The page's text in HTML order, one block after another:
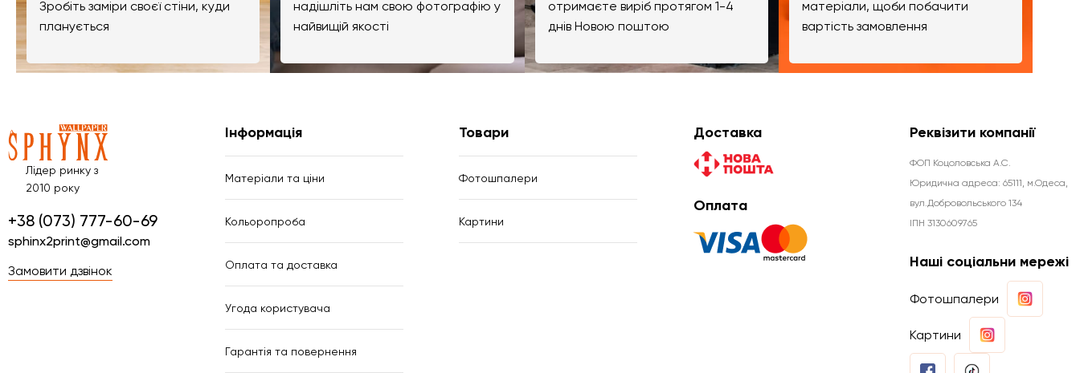
Зробіть заміри своєї стіни, куди
планується
надішліть нам свою фотографію у
найвищій якості
отримаєте виріб протягом 1-4
днів Новою поштою
матеріали, щоби побачити
вартість замовлення
Лідер ринку з
2010 року
+38 (073) 777-60-69
sphinx2print@gmail.com
Замовити дзвінок
Інформація
Матеріали та ціни
Кольоропроба
Оплата та доставка
Угода користувача
Гарантія та повернення
Товари
Фотошпалери
Картини
Доставка
Оплата
Реквізити компанії
ФОП Коцоловська А.С.
Юридична aдреса: 65111, м.Одеса,
вул.Добровольського 134
ІПН 3130609765
Наші соціальни мережі
Фотошпалери
Картини